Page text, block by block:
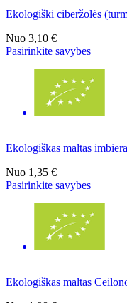
Ekologiški ciberžolės
Nuo 3,10 €
Pasirinkite savybes
Ekologiškas maltas
Nuo 1,35 €
Pasirinkite savybes
Ekologiškas maltas